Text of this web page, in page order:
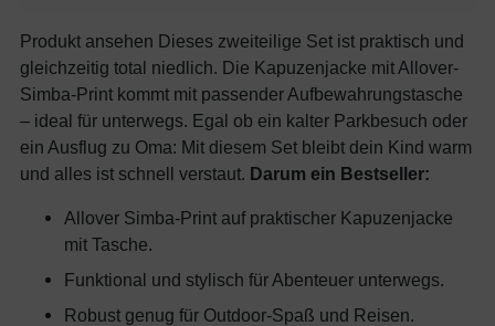
Produkt ansehen Dieses zweiteilige Set ist praktisch und
gleichzeitig total niedlich. Die Kapuzenjacke mit Allover-
Simba-Print kommt mit passender Aufbewahrungstasche
– ideal für unterwegs. Egal ob ein kalter Parkbesuch oder
ein Ausflug zu Oma: Mit diesem Set bleibt dein Kind warm
und alles ist schnell verstaut. Darum ein Bestseller:
Allover Simba-Print auf praktischer Kapuzenjacke
mit Tasche.
Funktional und stylisch für Abenteuer unterwegs.
Robust genug für Outdoor-Spaß und Reisen.